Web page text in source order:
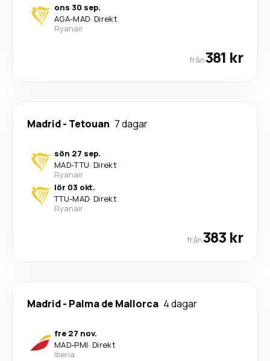
ons 30 sep.
AGA-MAD· Direkt
Ryanair
från381 kr
Madrid- Tetouan 7 dagar
sön 27 sep.
MAD-TTU· Direkt
Ryanair
lör 03 okt.
TTU-MAD· Direkt
Ryanair
från383 kr
Madrid- Palma de Mallorca 4 dagar
fre 27 nov.
MAD-PMI· Direkt
Iberia